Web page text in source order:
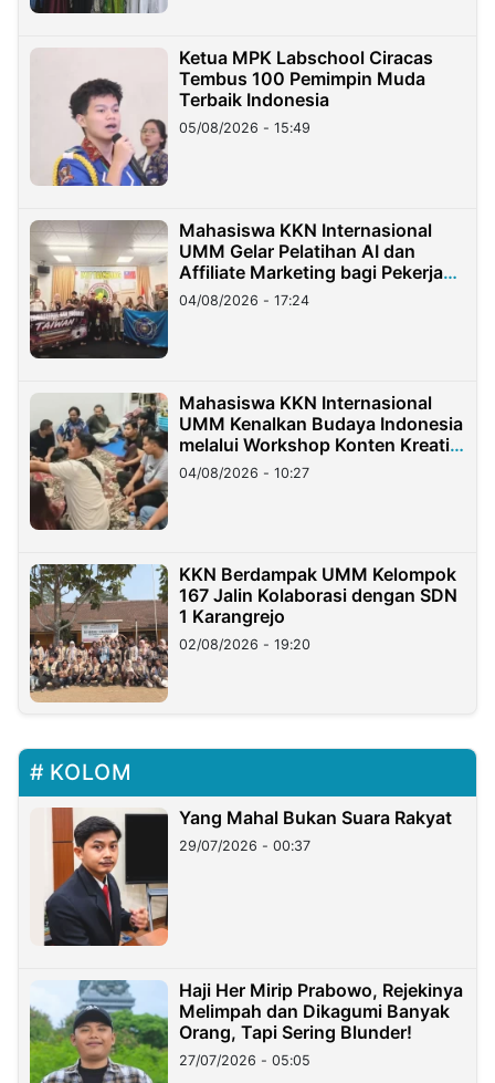
Ketua MPK Labschool Ciracas
Tembus 100 Pemimpin Muda
Terbaik Indonesia
05/08/2026 - 15:49
Mahasiswa KKN Internasional
UMM Gelar Pelatihan AI dan
Affiliate Marketing bagi Pekerja
Migran Indonesia di Taiwan
04/08/2026 - 17:24
Mahasiswa KKN Internasional
UMM Kenalkan Budaya Indonesia
melalui Workshop Konten Kreatif
di Taiwan
04/08/2026 - 10:27
KKN Berdampak UMM Kelompok
167 Jalin Kolaborasi dengan SDN
1 Karangrejo
02/08/2026 - 19:20
KOLOM
Yang Mahal Bukan Suara Rakyat
29/07/2026 - 00:37
Haji Her Mirip Prabowo, Rejekinya
Melimpah dan Dikagumi Banyak
Orang, Tapi Sering Blunder!
27/07/2026 - 05:05